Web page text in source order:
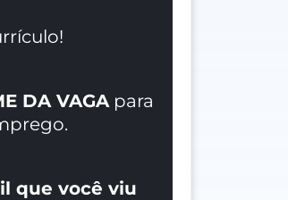
DA VAGA para
que você viu